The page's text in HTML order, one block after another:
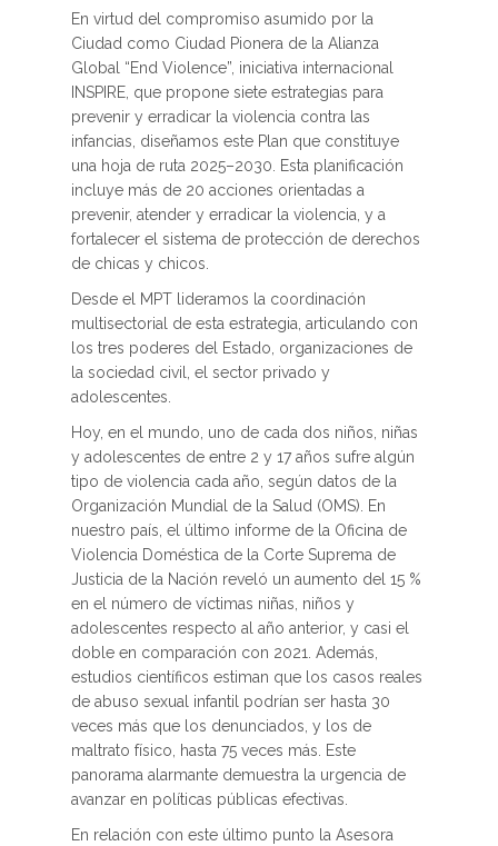
En virtud del compromiso asumido por la
Ciudad como Ciudad Pionera de la Alianza
Global “End Violence”, iniciativa internacional
INSPIRE, que propone siete estrategias para
prevenir y erradicar la violencia contra las
infancias, diseñamos este Plan que constituye
una hoja de ruta 2025–2030. Esta planificación
incluye más de 20 acciones orientadas a
prevenir, atender y erradicar la violencia, y a
fortalecer el sistema de protección de derechos
de chicas y chicos.
Desde el MPT lideramos la coordinación
multisectorial de esta estrategia, articulando con
los tres poderes del Estado, organizaciones de
la sociedad civil, el sector privado y
adolescentes.
Hoy, en el mundo, uno de cada dos niños, niñas
y adolescentes de entre 2 y 17 años sufre algún
tipo de violencia cada año, según datos de la
Organización Mundial de la Salud (OMS). En
nuestro país, el último informe de la Oficina de
Violencia Doméstica de la Corte Suprema de
Justicia de la Nación reveló un aumento del 15 %
en el número de víctimas niñas, niños y
adolescentes respecto al año anterior, y casi el
doble en comparación con 2021. Además,
estudios científicos estiman que los casos reales
de abuso sexual infantil podrían ser hasta 30
veces más que los denunciados, y los de
maltrato físico, hasta 75 veces más. Este
panorama alarmante demuestra la urgencia de
avanzar en políticas públicas efectivas.
En relación con este último punto la Asesora